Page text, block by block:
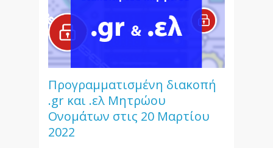
Προγραμματισμένη διακοπή
.gr και .ελ Μητρώου
Ονομάτων στις 20 Μαρτίου
2022